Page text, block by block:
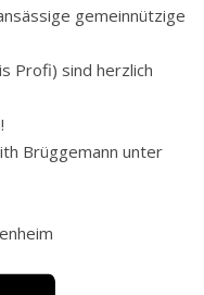
gemeinnützige
Profi) sind herzlich
Brüggemann unter